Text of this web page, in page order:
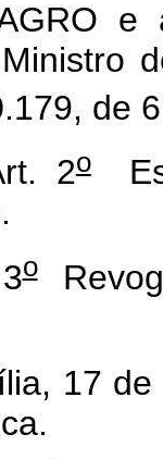
e
de
2o
o
de